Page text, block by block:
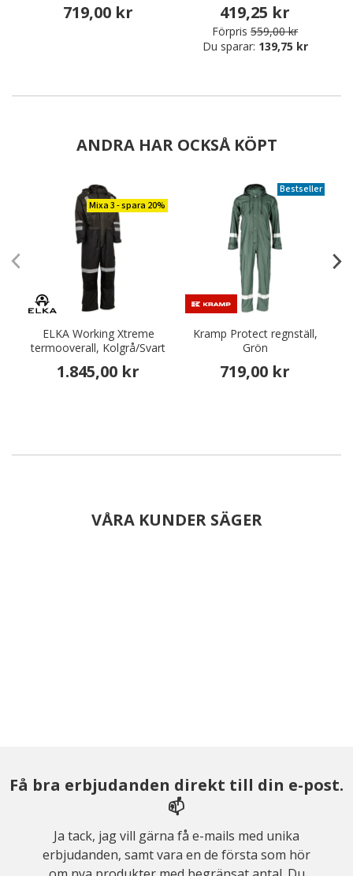
719,00 kr 419,25 kr
Förpris 559,00 kr
Du sparar: 139,75 kr
ANDRA HAR OCKSÅ KÖPT
Mixa 3 - spara 20%
ELKA Working Xtreme
termooverall, Kolgrå/Svart
1.845,00 kr
Bestseller
Kramp Protect regnställ,
Grön
719,00 kr
VÅRA KUNDER SÄGER
Få bra erbjudanden direkt till din e-post.
📫
Ja tack, jag vill gärna få e-mails med unika
erbjudanden, samt vara en de första som hör